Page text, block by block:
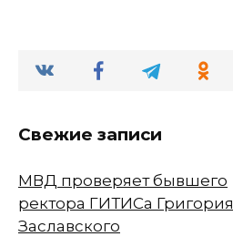
Свежие записи
МВД проверяет бывшего
ректора ГИТИСа Григория
Заславского